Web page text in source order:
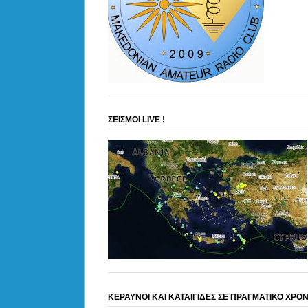
ΣΕΙΣΜΟΙ LIVE !
ΚΕΡΑΥΝΟΙ ΚΑΙ ΚΑΤΑΙΓΙΔΕΣ ΣΕ ΠΡΑΓΜΑΤΙΚΟ